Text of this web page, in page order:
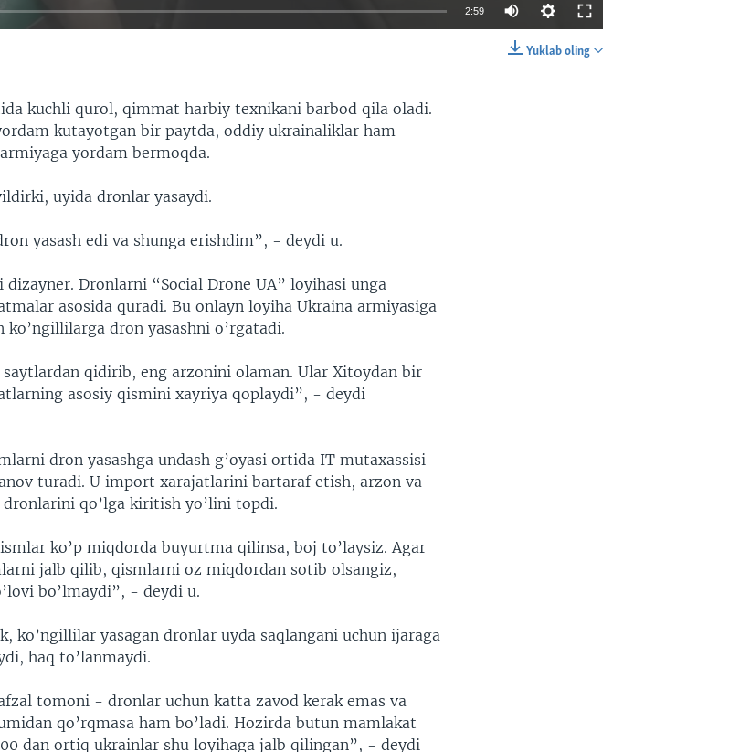
2:59
Yuklab oling
kuchli qurol, qimmat harbiy texnikani barbod qila oladi.
kutayotgan bir paytda, oddiy ukrainaliklar ham
yordam bermoqda.
uyida dronlar yasaydi.
yasash edi va shunga erishdim”, - deydi u.
Dronlarni “Social Drone UA” loyihasi unga
asosida quradi. Bu onlayn loyiha Ukraina armiyasiga
dron yasashni o’rgatadi.
qidirib, eng arzonini olaman. Ular Xitoydan bir
asosiy qismini xayriya qoplaydi”, - deydi
dron yasashga undash g’oyasi ortida IT mutaxassisi
turadi. U import xarajatlarini bartaraf etish, arzon va
dronlarini qo’lga kiritish yo’lini topdi.
ko’p miqdorda buyurtma qilinsa, boj to’laysiz. Agar
jalb qilib, qismlarni oz miqdordan sotib olsangiz,
bo’lmaydi”, - deydi u.
ko’ngillilar yasagan dronlar uyda saqlangani uchun ijaraga
haq to’lanmaydi.
tomoni - dronlar uchun katta zavod kerak emas va
qo’rqmasa ham bo’ladi. Hozirda butun mamlakat
dan ortiq ukrainlar shu loyihaga jalb qilingan”, - deydi